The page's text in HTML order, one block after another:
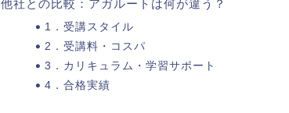
他社との比較：アガルートは何が違う？
1．受講スタイル
2．受講料・コスパ
3．カリキュラム・学習サポート
4．合格実績